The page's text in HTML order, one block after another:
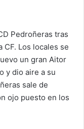
Pedroñeras tras
CF. Los locales se
un gran Aitor
y dio aire a su
sale de
ojo puesto en los